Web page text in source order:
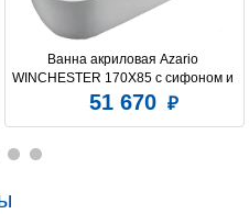
Ванна акриловая Azario
WINCHESTER 170X85 с сифоном и
металлической рамой
51 670